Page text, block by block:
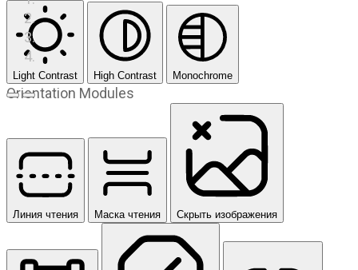
Предыдущий слайд
Следующий слайд
Light Contrast High Contrast Monochrome
Orientation Modules
Линия чтения Маска чтения Скрыть изображения